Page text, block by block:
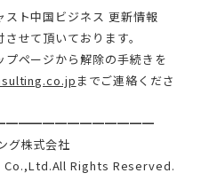
ト中国ビジネス 更新情報
せて頂いております。
ページから解除の手続きを
までご連絡くださ
グ株式会社
Rights Reserved.